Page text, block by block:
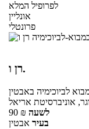
לפרופיל המלא
אונליין
פרונטלי
רן ו.
לביוכימיה באבטין
אוניברסיטת אריאל
90 ₪ לשעה
בעיר אבטין